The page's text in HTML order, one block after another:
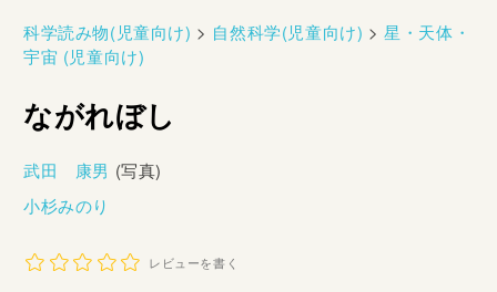
科学読み物(児童向け) > 自然科学(児童向け) >星・天体・
宇宙 (児童向け)
ながれぼし
武田 康男 (写真)
小杉みのり
レビューを書く